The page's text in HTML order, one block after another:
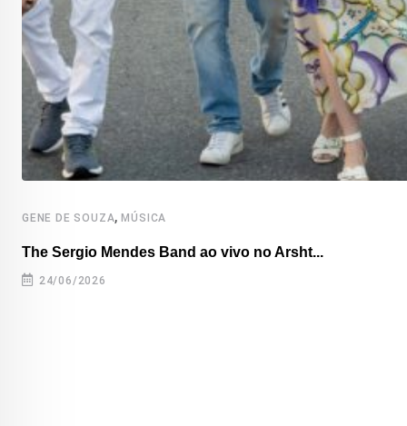
GENE DE SOUZA,MÚSICA
The Sergio Mendes Band ao vivo no Arsht...
24/06/2026